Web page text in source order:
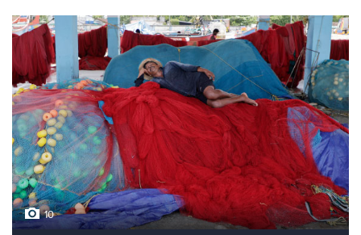
10